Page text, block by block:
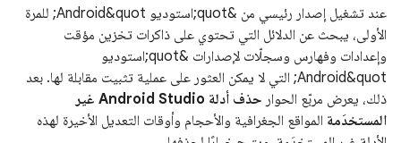
عند تشغيل إصدار رئيسي من &quot;استوديو Android&quot; للمرة
الأولى، يبحث عن الدلائل التي تحتوي على ذاكرات تخزين مؤقت
وإعدادات وفهارس وسجلّات لإصدارات &quot;استوديو
Android&quot; التي لا يمكن العثور على عملية تثبيت مقابلة لها. بعد
ذلك، يعرض مربّع الحوار
حذف أدلة Android Studio غير
المستخدَمة المواقع الجغرافية والأحجام وأوقات التعديل الأخيرة لهذه